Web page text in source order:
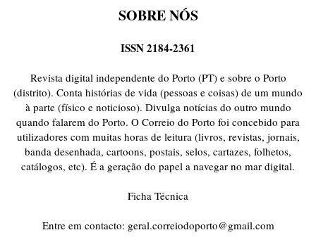
SOBRE NÓS
ISSN 2184-2361
Revista digital independente do Porto (PT) e sobre o Porto
(distrito). Conta histórias de vida (pessoas e coisas) de um mundo
à parte (físico e noticioso). Divulga notícias do outro mundo
quando falarem do Porto. O Correio do Porto foi concebido para
utilizadores com muitas horas de leitura (livros, revistas, jornais,
banda desenhada, cartoons, postais, selos, cartazes, folhetos,
catálogos, etc). É a geração do papel a navegar no mar digital.
Ficha Técnica
Entre em contacto: geral.correiodoporto@gmail.com